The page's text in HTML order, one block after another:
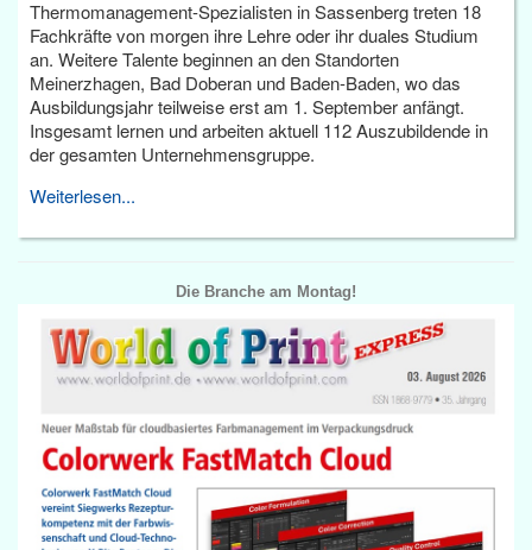
Thermomanagement-Spezialisten in Sassenberg treten 18
Fachkräfte von morgen ihre Lehre oder ihr duales Studium
an. Weitere Talente beginnen an den Standorten
Meinerzhagen, Bad Doberan und Baden-Baden, wo das
Ausbildungsjahr teilweise erst am 1. September anfängt.
Insgesamt lernen und arbeiten aktuell 112 Auszubildende in
der gesamten Unternehmensgruppe.
Weiterlesen...
Die Branche am Montag!